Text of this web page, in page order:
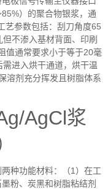
85%）的聚合物银浆，通
艺参数包括：刮刀角度65
不渗入基材背面、印刷
值通常要求小于等于20毫
需进入烘干通道，烘干温
溶剂充分挥发且树脂体系
AgCl浆
种功能材料：（1 ）在工
粉、炭黑和树脂粘结剂